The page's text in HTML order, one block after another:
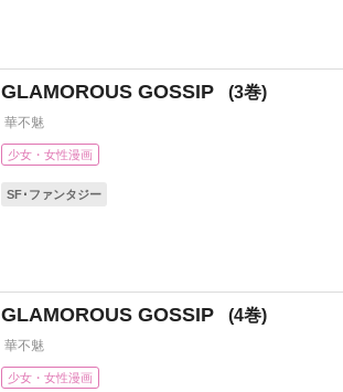
GLAMOROUS GOSSIP 3
華不魅
少女・女性漫画
SF･ファンタジー
GLAMOROUS GOSSIP 4
華不魅
少女・女性漫画